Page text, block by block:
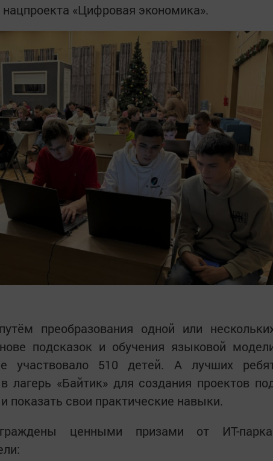
«Цифровая экономика».
преобразования одной или
подсказок и обучения языковой
участвовало 510 детей. А лучших
лагерь «Байтик» для создания проектов
показать свои практические навыки.
ценными призами от ИТ-